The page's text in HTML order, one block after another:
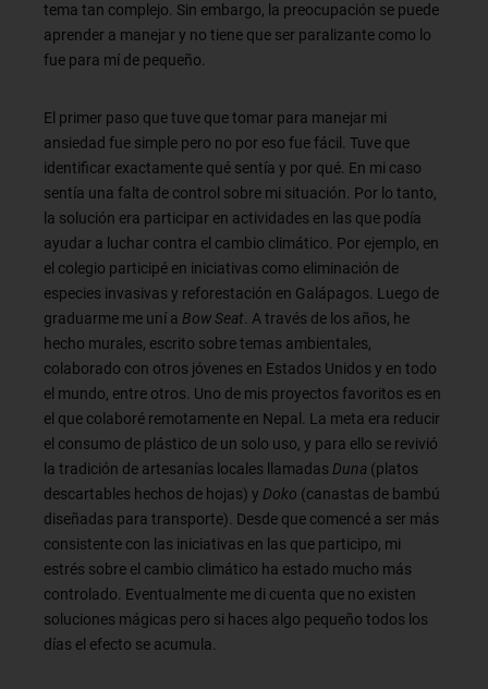
tema tan complejo. Sin embargo, la preocupación se puede
aprender a manejar y no tiene que ser paralizante como lo
fue para mí de pequeño.
El primer paso que tuve que tomar para manejar mi
ansiedad fue simple pero no por eso fue fácil. Tuve que
identificar exactamente qué sentía y por qué. En mi caso
sentía una falta de control sobre mi situación. Por lo tanto,
la solución era participar en actividades en las que podía
ayudar a luchar contra el cambio climático. Por ejemplo, en
el colegio participé en iniciativas como eliminación de
especies invasivas y reforestación en Galápagos. Luego de
graduarme me uní a Bow Seat . A través de los años, he
hecho murales, escrito sobre temas ambientales,
colaborado con otros jóvenes en Estados Unidos y en todo
el mundo, entre otros. Uno de mis proyectos favoritos es en
el que colaboré remotamente en Nepal. La meta era reducir
el consumo de plástico de un solo uso, y para ello se revivió
la tradición de artesanías locales llamadas Duna (platos
descartables hechos de hojas) y Doko (canastas de bambú
diseñadas para transporte). Desde que comencé a ser más
consistente con las iniciativas en las que participo, mi
estrés sobre el cambio climático ha estado mucho más
controlado. Eventualmente me di cuenta que no existen
soluciones mágicas pero si haces algo pequeño todos los
días el efecto se acumula.